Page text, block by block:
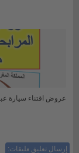
عروض اقتناء سيارة
ليست هناك تعليقات:
إرسال تعليق